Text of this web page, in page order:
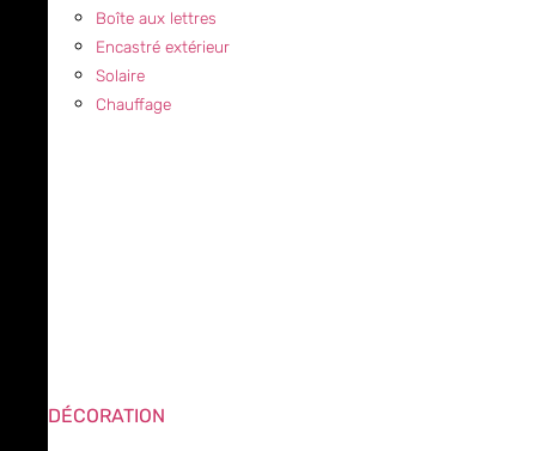
Boîte aux lettres
Encastré extérieur
Solaire
Chauffage
DÉCORATION